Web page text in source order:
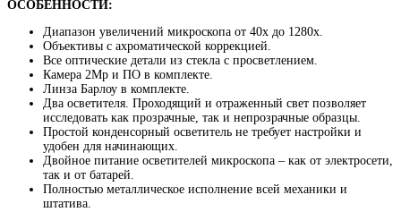
ОСОБЕННОСТИ:
Диапазон увеличений микроскопа от 40х до 1280х.
Объективы с ахроматической коррекцией.
Все оптические детали из стекла с просветлением.
Камера 2Мр и ПО в комплекте.
Линза Барлоу в комплекте.
Два осветителя. Проходящий и отраженный свет позволяет
исследовать как прозрачные, так и непрозрачные образцы.
Простой конденсорный осветитель не требует настройки и
удобен для начинающих.
Двойное питание осветителей микроскопа – как от электросети,
так и от батарей.
Полностью металлическое исполнение всей механики и
штатива.